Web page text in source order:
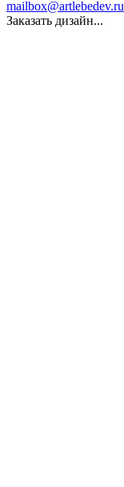
mailbox@artlebedev.ru
Заказать дизайн...